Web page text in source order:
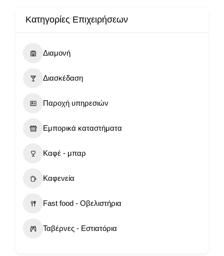
Κατηγορίες Επιχειρήσεων
Διαμονή
Διασκέδαση
Παροχή υπηρεσιών
Εμπορικά καταστήματα
Καφέ - μπαρ
Καφενεία
Fast food - Οβελιστήρια
Ταβέρνες - Εστιατόρια